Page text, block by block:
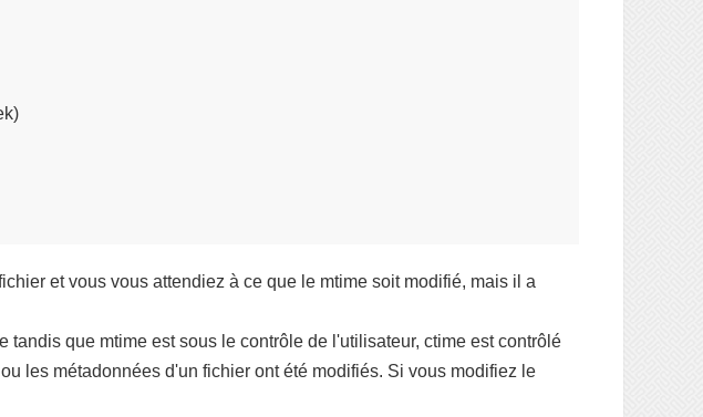
et vous vous attendiez à ce que le mtime soit modifié, mais il a
que mtime est sous le contrôle de l'utilisateur, ctime est contrôlé
les métadonnées d'un fichier ont été modifiés. Si vous modifiez le